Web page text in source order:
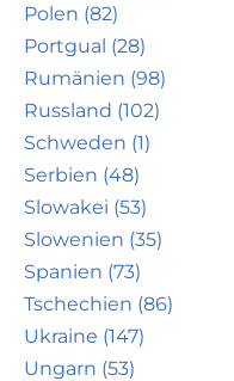
Polen (82)
Portgual (28)
Rumänien (98)
Russland (102)
Schweden (1)
Serbien (48)
Slowakei (53)
Slowenien (35)
Spanien (73)
Tschechien (86)
Ukraine (147)
Ungarn (53)